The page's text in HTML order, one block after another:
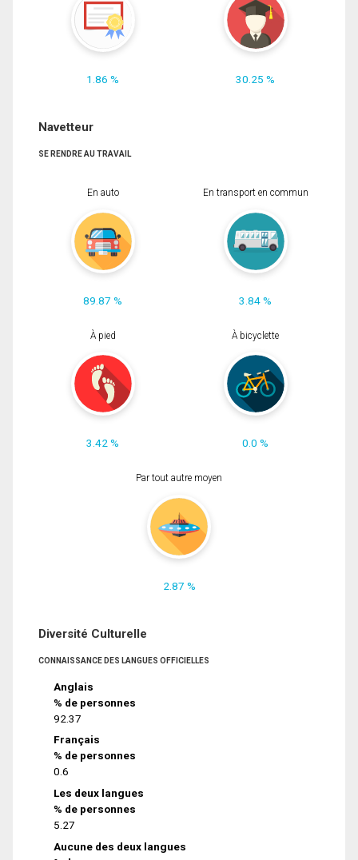
1.86 % 30.25 %
Navetteur
SE RENDRE AU TRAVAIL
En auto
89.87 %
En transport en commun
3.84 %
À pied
3.42 %
À bicyclette
0.0 %
Par tout autre moyen
2.87 %
Diversité Culturelle
CONNAISSANCE DES LANGUES OFFICIELLES
Anglais
% de personnes
92.37
Français
% de personnes
0.6
Les deux langues
% de personnes
5.27
Aucune des deux langues